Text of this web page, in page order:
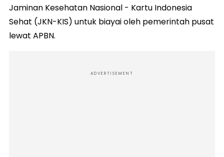
Jaminan Kesehatan Nasional - Kartu Indonesia
Sehat (JKN-KIS) untuk biayai oleh pemerintah pusat
lewat APBN.
ADVERTISEMENT